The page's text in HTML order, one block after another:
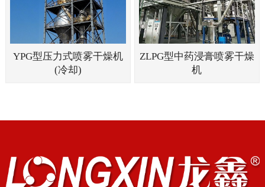
YPG型压力式喷雾干燥机
(冷却)
ZLPG型中药浸膏喷雾干燥
机